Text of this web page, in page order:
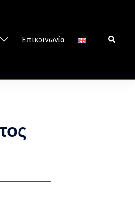
Επικοινωνία Search